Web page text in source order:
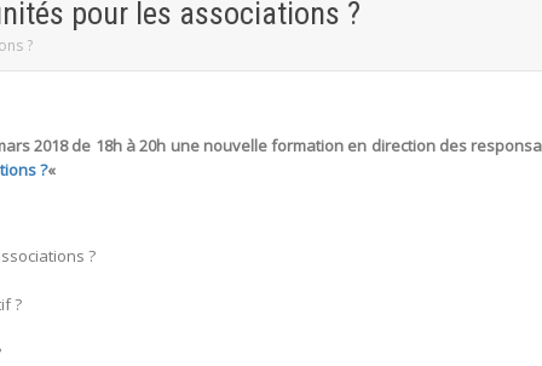
pour les associations ?
?
2018 de 18h à 20h une nouvelle formation en direction des
?«
?
?